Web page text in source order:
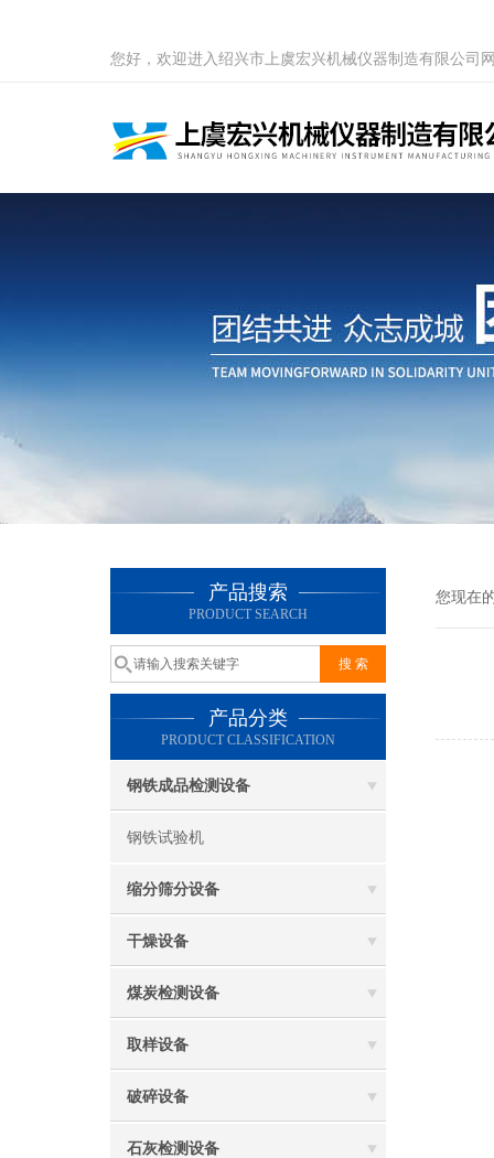
您好，欢迎进入绍兴市上虞宏兴机械仪器制造有限公司
产品搜索
PRODUCT SEARCH
产品分类
PRODUCT CLASSIFICATION
钢铁成品检测设备
钢铁试验机
缩分筛分设备
干燥设备
煤炭检测设备
取样设备
破碎设备
石灰检测设备
您现在